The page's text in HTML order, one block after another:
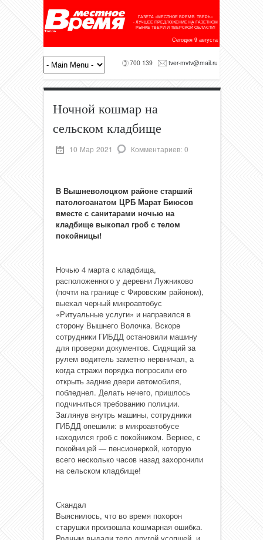
ГАЗЕТА «МЕСТНОЕ ВРЕМЯ. ТВЕРЬ»
- ЛУЧШЕЕ ПРЕДЛОЖЕНИЕ НА ГАЗЕТНОМ
РЫНКЕ ТВЕРИ И ТВЕРСКОЙ ОБЛАСТИ!
Сегодня 9 августа
700 139 tver-mvtv@mail.ru
Ночной кошмар на
сельском кладбище
10 Мар 2021 Комментариев: 0
В Вышневолоцком районе старший
патологоанатом ЦРБ Марат Биюсов
вместе с санитарами ночью на
кладбище выкопал гроб с телом
покойницы!
Ночью 4 марта с кладбища,
расположенного у деревни Лужниково
(почти на границе с Фировским районом),
выехал черный микроавтобус
«Ритуальные услуги» и направился в
сторону Вышнего Волочка. Вскоре
сотрудники ГИБДД остановили машину
для проверки документов. Сидящий за
рулем водитель заметно нервничал, а
когда стражи порядка попросили его
открыть задние двери автомобиля,
побледнел. Делать нечего, пришлось
подчиниться требованию полиции.
Заглянув внутрь машины, сотрудники
ГИБДД опешили: в микроавтобусе
находился гроб с покойником. Вернее, с
покойницей — пенсионеркой, которую
всего несколько часов назад захоронили
на сельском кладбище!
Скандал
Выяснилось, что во время похорон
старушки произошла кошмарная ошибка.